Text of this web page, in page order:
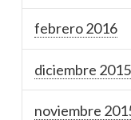
febrero 2016
diciembre 2015
noviembre